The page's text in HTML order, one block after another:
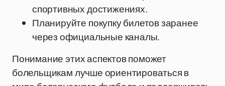
спортивных достижениях.
Планируйте покупку билетов заранее
через официальные каналы.
Понимание этих аспектов поможет
болельщикам лучше ориентироваться в